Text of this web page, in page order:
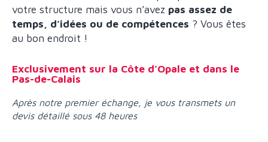
votre structure mais vous n’avez pas assez de
temps, d’idées ou de compétences ? Vous êtes
au bon endroit !
Exclusivement sur la Côte d’Opale et dans le
Pas-de-Calais
Après notre premier échange, je vous transmets un
devis détaillé sous 48 heures